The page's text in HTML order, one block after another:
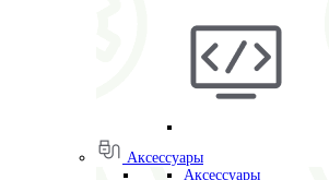
Аксессуары
Аксессуары